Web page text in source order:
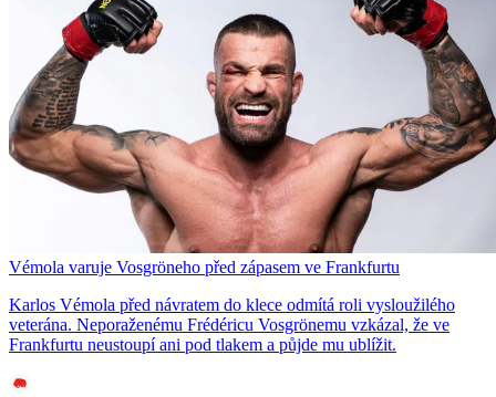
Vémola varuje Vosgröneho před zápasem ve Frankfurtu
Karlos Vémola před návratem do klece odmítá roli vysloužilého
veterána. Neporaženému Frédéricu Vosgrönemu vzkázal, že ve
Frankfurtu neustoupí ani pod tlakem a půjde mu ublížit.